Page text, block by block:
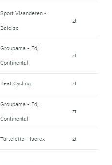
Sport Vlaanderen -
Baloise
zt
Groupama - Fdj
Continental
zt
Beat Cycling zt
Groupama - Fdj
Continental
zt
Tarteletto - Isorex zt